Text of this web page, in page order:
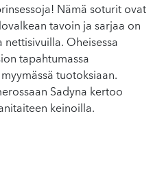
Nämä soturit ovat
tavoin ja sarjaa on
nettisivuilla. Oheisessa
tapahtumassa
tuotoksiaan.
Sadyna kertoo
keinoilla.